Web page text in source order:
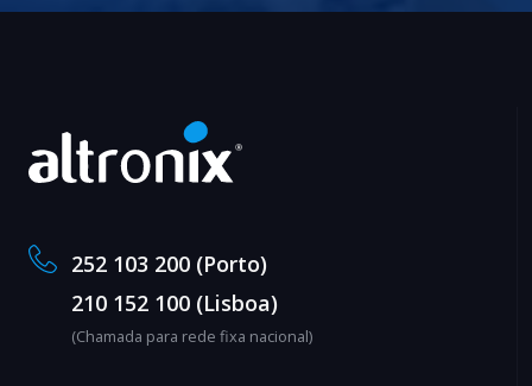
252 103 200 (Porto)
210 152 100 (Lisboa)
(Chamada para rede fixa nacional)